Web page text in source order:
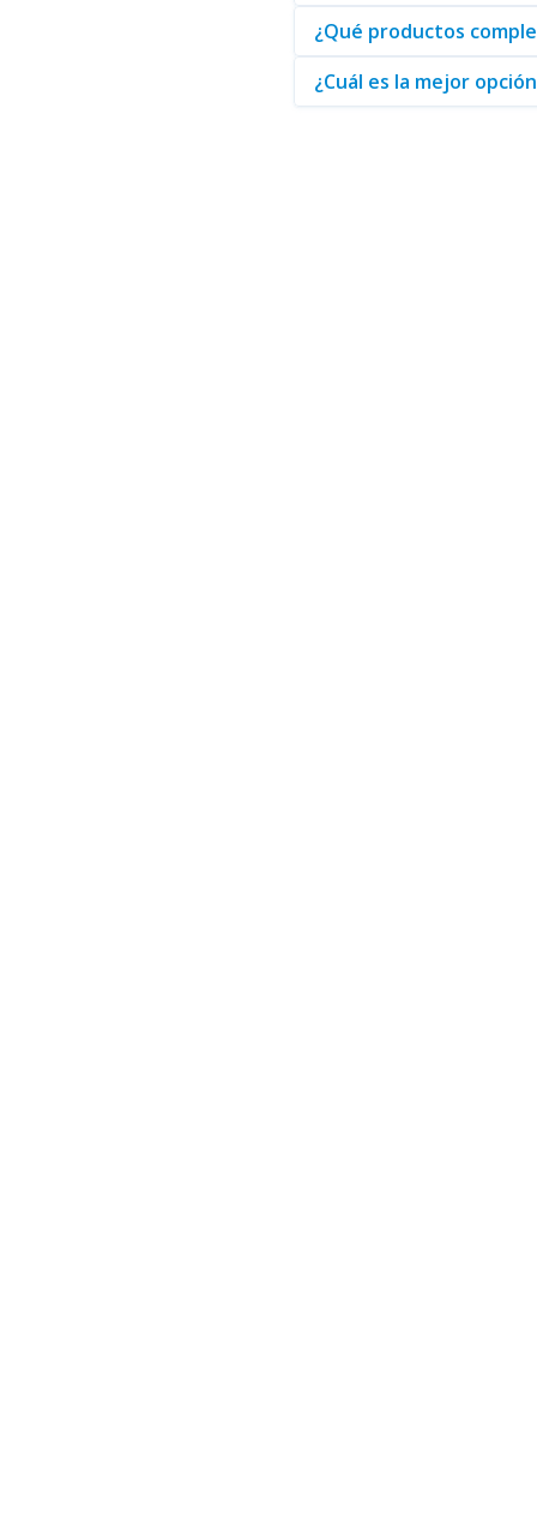
Finalmente, para todos sus
disponibles y optimice la
¿Qué productos
¿Cuál es la mejor